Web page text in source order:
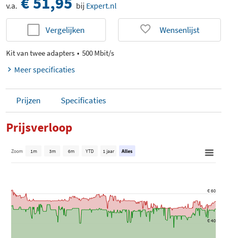
v.a. bij Expert.nl
Vergelijken Wensenlijst
Kit van twee adapters 500 Mbit/s
Meer specificaties
Prijzen Specificaties
Prijsverloop
€ 40
€ 60
Zoom 1m 3m 6m YTD 1 jaar Alles